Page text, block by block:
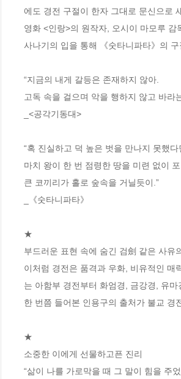
에도 경전 구절이 한자 그대로 문신으로
영화 <인랑>의 원작자, 오시이 마모루
사나기의 입을 통해 《숫타니파타》의
“지금의 내게 갈등은 존재하지 않아.
고독 속을 걸으며 악을 행하지 않고 바라
_<공각기동대>
“혹 진실하고 덕 높은 벗을 만나지 못했다
마치 왕이 한 번 점령한 땅을 미련 없이
큰 코끼리가 홀로 숲속을 거닐듯이.”
_《숫타니파타》
★
부드러운 표현 속에 숨긴 검劍 같은 사유
이처럼 경전은 품격과 우화, 비유적인
는 아함부 경전부터 화엄경, 금강경, 유
한 번쯤 들어본 인용구의 출처가 불교
★
소중한 이에게 선물하고픈 진리
“삶이 나를 가로막을 때 그 말이 힘을 주